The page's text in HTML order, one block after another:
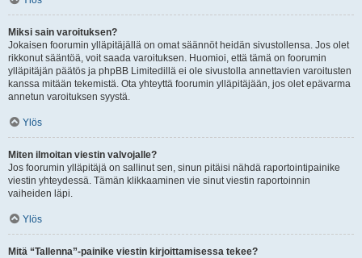
Miksi sain varoituksen?
Jokaisen foorumin ylläpitäjällä on omat säännöt heidän sivustollensa. Jos olet
rikkonut sääntöä, voit saada varoituksen. Huomioi, että tämä on foorumin
ylläpitäjän päätös ja phpBB Limitedillä ei ole sivustolla annettavien varoitusten
kanssa mitään tekemistä. Ota yhteyttä foorumin ylläpitäjään, jos olet epävarma
annetun varoituksen syystä.
Ylös
Miten ilmoitan viestin valvojalle?
Jos foorumin ylläpitäjä on sallinut sen, sinun pitäisi nähdä raportointipainike
viestin yhteydessä. Tämän klikkaaminen vie sinut viestin raportoinnin
vaiheiden läpi.
Ylös
Mitä “Tallenna”-painike viestin kirjoittamisessa tekee?